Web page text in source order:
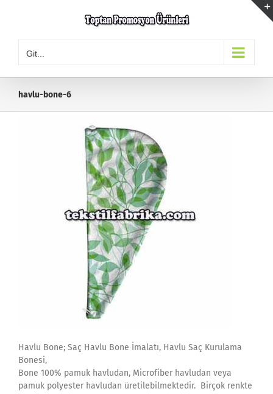
Git...
havlu-bone-6
Havlu Bone; Saç Havlu Bone İmalatı, Havlu Saç Kurulama
Bonesi,
Bone 100% pamuk havludan, Microfiber havludan veya
pamuk polyester havludan üretilebilmektedir. Birçok renkte